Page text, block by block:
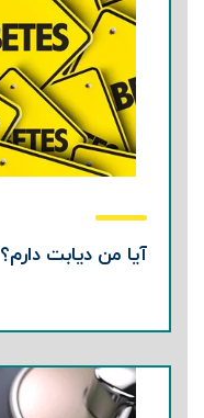
آیا من دیابت دارم؟